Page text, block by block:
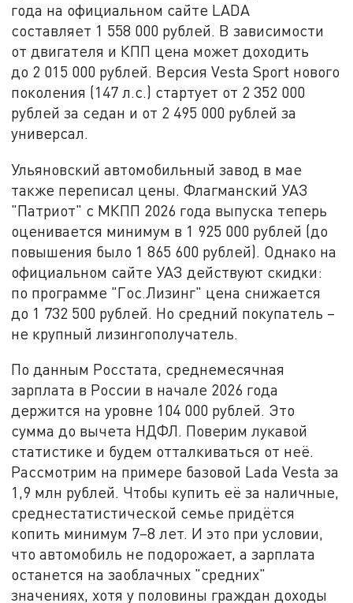
года на официальном сайте LADA
составляет 1 558 000 рублей. В зависимости
от двигателя и КПП цена может доходить
до 2 015 000 рублей. Версия Vesta Sport нового
поколения (147 л.с.) стартует от 2 352 000
рублей за седан и от 2 495 000 рублей за
универсал.
Ульяновский автомобильный завод в мае
также переписал цены. Флагманский УАЗ
"Патриот" с МКПП 2026 года выпуска теперь
оценивается минимум в 1 925 000 рублей (до
повышения было 1 865 600 рублей). Однако на
официальном сайте УАЗ действуют скидки:
по программе "Гос.Лизинг" цена снижается
до 1 732 500 рублей. Но средний покупатель –
не крупный лизингополучатель.
По данным Росстата, среднемесячная
зарплата в России в начале 2026 года
держится на уровне 104 000 рублей. Это
сумма до вычета НДФЛ. Поверим лукавой
статистике и будем отталкиваться от неё.
Рассмотрим на примере базовой Lada Vesta за
1,9 млн рублей. Чтобы купить её за наличные,
среднестатистической семье придётся
копить минимум 7–8 лет. И это при условии,
что автомобиль не подорожает, а зарплата
останется на заоблачных "средних"
значениях, хотя у половины граждан доходы